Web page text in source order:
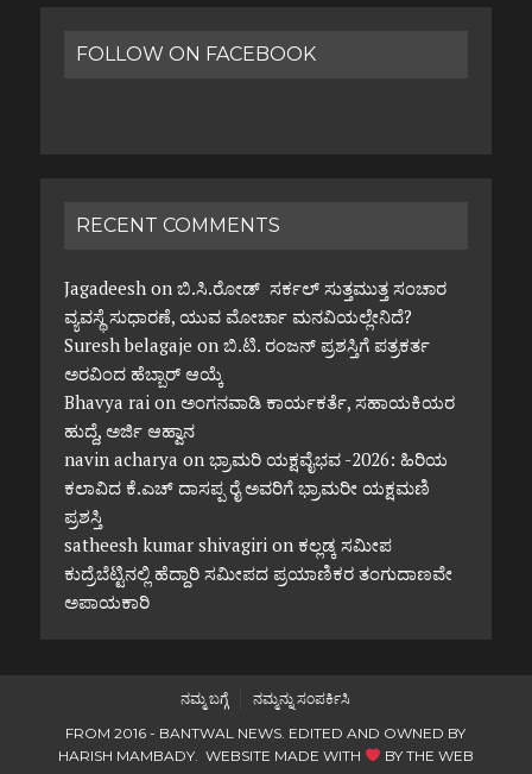
FOLLOW ON FACEBOOK
RECENT COMMENTS
Jagadeeshon ಬಿ.ಸಿ.ರೋಡ್ ಸರ್ಕಲ್ ಸುತ್ತಮುತ್ತ ಸಂಚಾರ
ವ್ಯವಸ್ಥೆ ಸುಧಾರಣೆ, ಯುವ ಮೋರ್ಚಾ ಮನವಿಯಲ್ಲೇನಿದೆ?
Suresh belagaje on ಬಿ.ಟಿ. ರಂಜನ್ ಪ್ರಶಸ್ತಿಗೆ ಪತ್ರಕರ್ತ
ಅರವಿಂದ ಹೆಬ್ಬಾರ್ ಆಯ್ಕೆ
Bhavya raion ಅಂಗನವಾಡಿ ಕಾರ್ಯಕರ್ತೆ, ಸಹಾಯಕಿಯರ
ಹುದ್ದೆ, ಅರ್ಜಿ ಆಹ್ವಾನ
navin acharya on ಭ್ರಾಮರಿ ಯಕ್ಷವೈಭವ -2026: ಹಿರಿಯ
ಕಲಾವಿದ ಕೆ.ಎಚ್ ದಾಸಪ್ಪ ರೈ ಅವರಿಗೆ ಭ್ರಾಮರೀ ಯಕ್ಷಮಣಿ
ಪ್ರಶಸ್ತಿ
satheesh kumar shivagirion ಕಲ್ಲಡ್ಕ ಸಮೀಪ
ಕುದ್ರೆಬೆಟ್ಟಿನಲ್ಲಿ ಹೆದ್ದಾರಿ ಸಮೀಪದ ಪ್ರಯಾಣಿಕರ ತಂಗುದಾಣವೇ
ಅಪಾಯಕಾರಿ
ನಮ್ಮ ಬಗ್ಗೆ
ನಮ್ಮನ್ನು ಸಂಪರ್ಕಿಸಿ
FROM 2016 - BANTWAL NEWS. EDITED AND OWNED BY
HARISH MAMBADY. WEBSITE MADE WITH
BY THE WEB